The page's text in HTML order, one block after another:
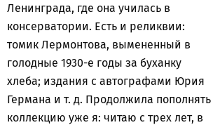
Ленинграда, где она училась в
консерватории. Есть и реликвии:
томик Лермонтова, вымененный в
голодные 1930-е годы за буханку
хлеба; издания с автографами Юрия
Германа и т. д. Продолжила пополнять
коллекцию уже я: читаю с трех лет, в